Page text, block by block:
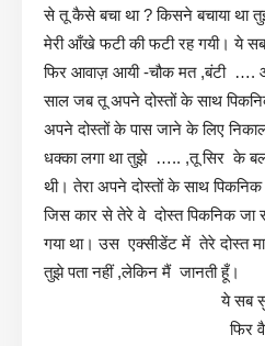
से तू कैसे बचा था ? किसने बचाया था
मेरी आँखे फटी की फटी रह गयी। ये
फिर आवाज़ आयी -चौक मत ,बंटी ….
साल जब तू अपने दोस्तों के साथ
अपने दोस्तों के पास जाने के लिए
धक्का लगा था तुझे ….. ,तू सिर के बल
थी। तेरा अपने दोस्तों के साथ पिकनिक
जिस कार से तेरे वे दोस्त पिकनिक जा
गया था। उस एक्सीडेंट में तेरे दोस्त
तुझे पता नहीं ,लेकिन मैं जानती हूँ।
ये सब
फिर